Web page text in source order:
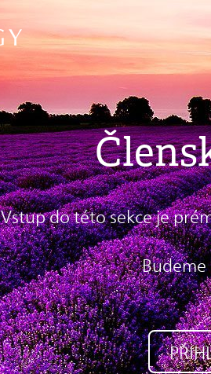
Vstup do této sekce je
Budeme